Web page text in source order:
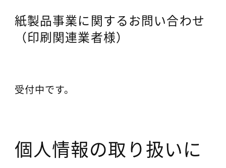
紙製品事業に関するお問い合わせ
（印刷関連業者様）
受付中です。
個人情報の取り扱いに